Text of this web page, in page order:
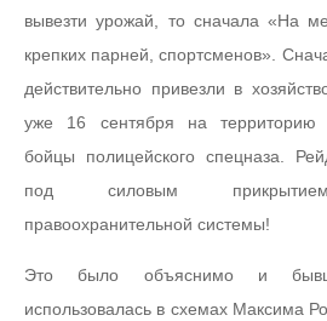
вывезти урожай, то сначала «На
крепких парней, спортсменов».
действительно привезли в
уже 16 сентября на территорию
бойцы полицейского спецназа.
под силовым прикрытием
правоохранительной системы!
Это было объяснимо и
использовалась в схемах Максима